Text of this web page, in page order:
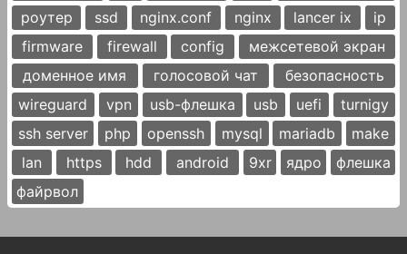
роутер
ssd nginx.conf nginx lancer ix
ip
firmware
firewall config
межсетевой экран
доменное имя
голосовой чат
безопасность
wireguard
vpn usb-флешка usb uefi
turnigy
ssh server
php openssh mysql mariadb
make
lan
https hdd android 9xr ядро
флешка
файрвол